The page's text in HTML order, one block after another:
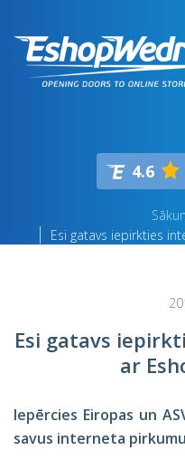
4.6
Esi gatavs iepirkties
Esi gatavs
ar
Iepērcies Eiropas un
savus interneta